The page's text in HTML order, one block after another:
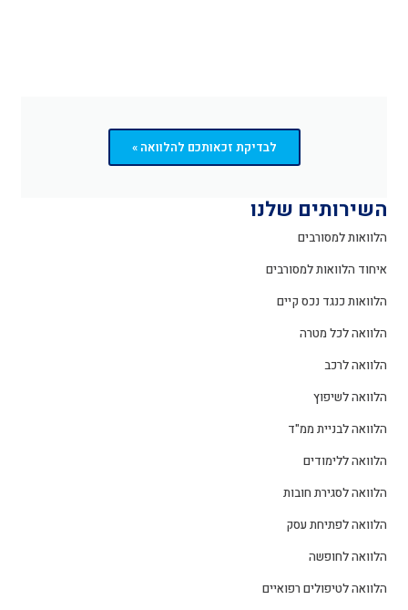
לבדיקת זכאותכם להלוואה »
השירותים שלנו
הלוואות למסורבים
איחוד הלוואות למסורבים
הלוואות כנגד נכס קיים
הלוואה לכל מטרה
הלוואה לרכב
הלוואה לשיפוץ
הלוואה לבניית ממ"ד
הלוואה ללימודים
הלוואה לסגירת חובות
הלוואה לפתיחת עסק
הלוואה לחופשה
הלוואה לטיפולים רפואיים